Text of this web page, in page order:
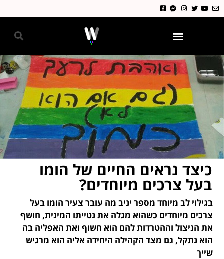
כיצד נראים החיים של הומו
בעל צרכים מיוחדים?
בגילוי לב מיוחד מספר יניב מה עובר צעיר הומו בעל
צרכים מיוחדים כשהוא מגלה את נטייתו המינית, חושף
את הניצול וההטרדות להם הוא חשוף ואת האפליה בה
הוא נתקל, גם מצד הקהילה היחידה אליה הוא מרגיש
שייך